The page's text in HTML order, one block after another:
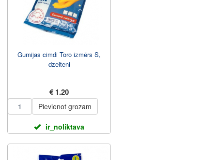
Gumijas cimdi Toro izmērs S,
dzelteni
€ 1.20
Pievienot grozam
ir_noliktava